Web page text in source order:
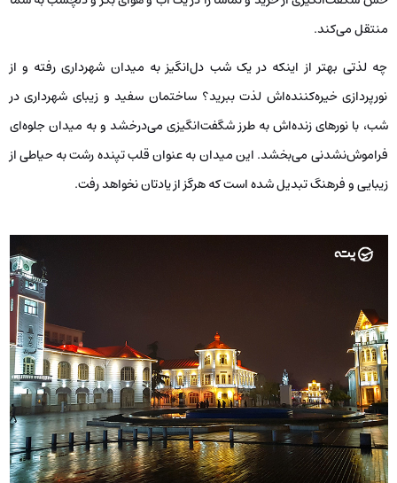
منتقل می‌کند.
چه لذتی بهتر از اینکه در یک شب دل‌انگیز به میدان شهرداری رفته و از
نورپردازی خیره‌کننده‌اش لذت ببرید؟ ساختمان سفید و زیبای شهرداری در
شب، با نورهای زنده‌اش به طرز شگفت‌انگیزی می‌درخشد و به میدان جلوه‌ای
فراموش‌نشدنی می‌بخشد. این میدان به عنوان قلب تپنده رشت به حیاطی از
زیبایی و فرهنگ تبدیل شده است که هرگز از یادتان نخواهد رفت.